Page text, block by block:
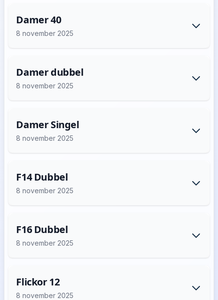
Damer 40
8 november 2025
Damer dubbel
8 november 2025
Damer Singel
8 november 2025
F14 Dubbel
8 november 2025
F16 Dubbel
8 november 2025
Flickor 12
8 november 2025